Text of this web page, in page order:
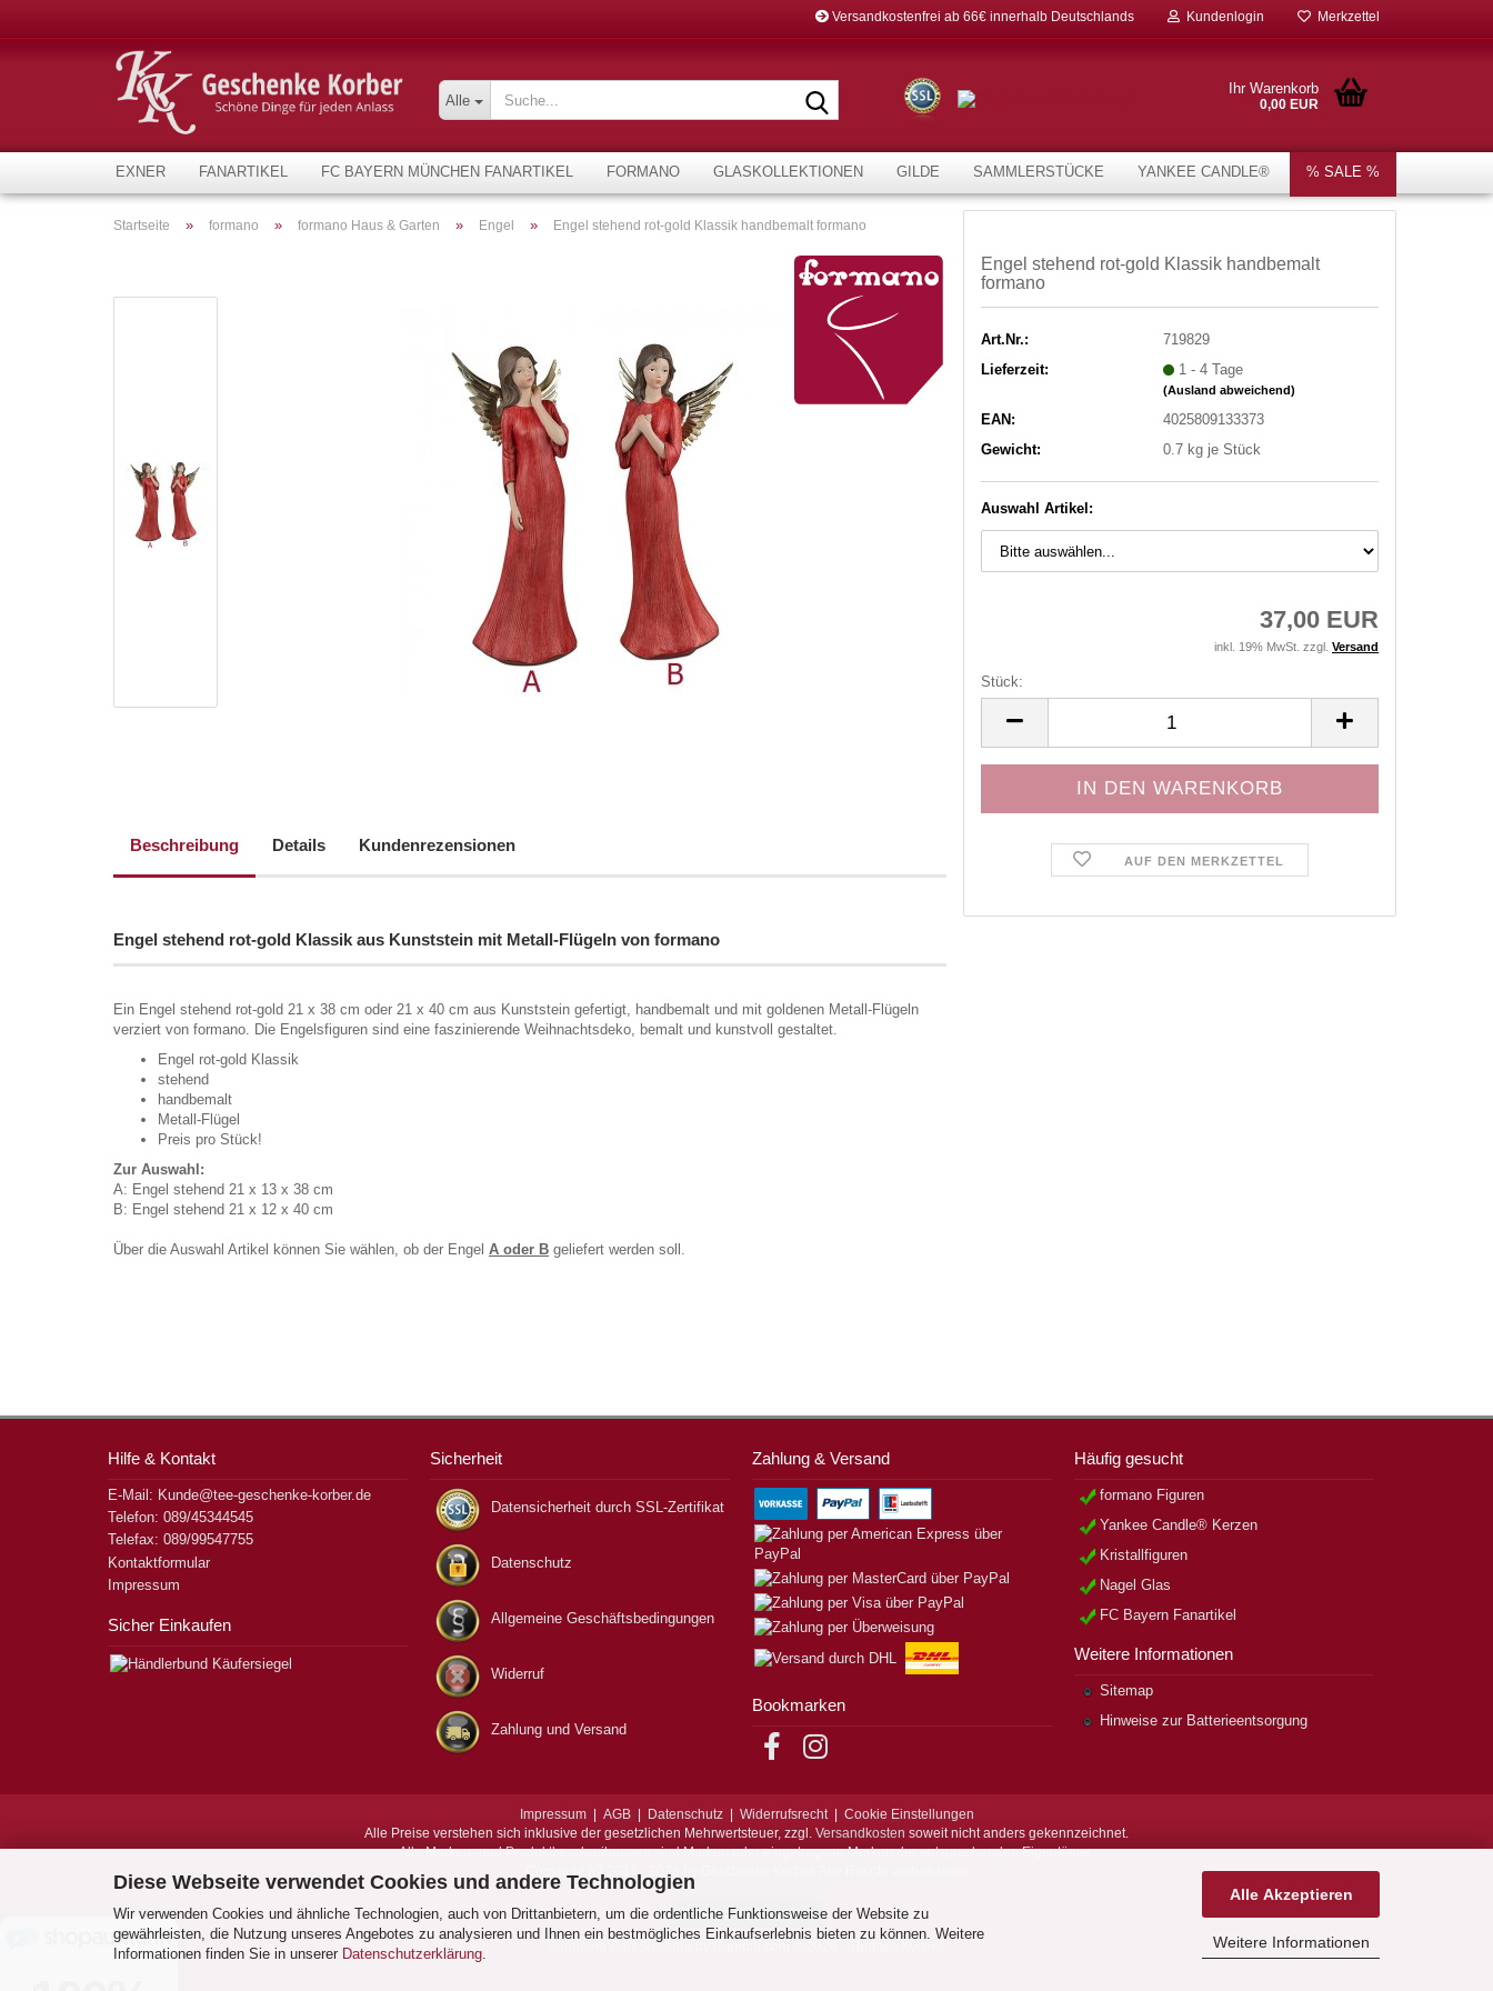
Diese Webseite verwendet Cookies und andere Technologien
Wir verwenden Cookies und ähnliche Technologien, auch von Drittanbietern, um die ordentliche Funktionsweise der Website zu
gewährleisten, die Nutzung unseres Angebotes zu analysieren und Ihnen ein bestmögliches Einkaufserlebnis bieten zu können. Weitere
Informationen finden Sie in unserer Datenschutzerklärung.
Alle Akzeptieren
Weitere Informationen
Versandkostenfrei ab 66€ innerhalb Deutschlands Kundenlogin Merkzettel
Alle
Ihr Warenkorb
0,00 EUR
EXNER FANARTIKEL FC BAYERN MÜNCHEN FANARTIKEL FORMANO GLASKOLLEKTIONEN GILDE SAMMLERSTÜCKE YANKEE CANDLE® % SALE %
Startseite » formano » formano Haus & Garten » Engel » Engel stehend rot-gold Klassik handbemalt formano
Engel stehend rot-gold Klassik handbemalt
formano
Art.Nr.:
719829
Lieferzeit:
1 - 4 Tage
(Ausland abweichend)
EAN:
4025809133373
Gewicht:
0.7 kg je Stück
Auswahl Artikel:
37,00 EUR
inkl. 19% MwSt. zzgl. Versand
Stück:
Stück
AUF DEN MERKZETTEL
Beschreibung Details Kundenrezensionen
Engel stehend rot-gold Klassik aus Kunststein mit Metall-Flügeln von formano
Ein Engel stehend rot-gold 21 x 38 cm oder 21 x 40 cm aus Kunststein gefertigt, handbemalt und mit goldenen Metall-Flügeln
verziert von formano. Die Engelsfiguren sind eine faszinierende Weihnachtsdeko, bemalt und kunstvoll gestaltet.
Engel rot-gold Klassik
stehend
handbemalt
Metall-Flügel
Preis pro Stück!
Zur Auswahl:
A: Engel stehend 21 x 13 x 38 cm
B: Engel stehend 21 x 12 x 40 cm
Über die Auswahl Artikel können Sie wählen, ob der Engel A oder B geliefert werden soll.
Hilfe & Kontakt
E-Mail: Kunde@tee-geschenke-korber.de
Telefon: 089/45344545
Telefax: 089/99547755
Kontaktformular
Impressum
Sicher Einkaufen
Sicherheit
Datensicherheit durch SSL-Zertifikat
Datenschutz
Allgemeine Geschäftsbedingungen
Widerruf
Zahlung und Versand
Zahlung & Versand
Bookmarken
Häufig gesucht
formano Figuren
Yankee Candle® Kerzen
Kristallfiguren
Nagel Glas
FC Bayern Fanartikel
Weitere Informationen
Sitemap
Hinweise zur Batterieentsorgung
Impressum| AGB| Datenschutz| Widerrufsrecht| Cookie Einstellungen
Alle Preise verstehen sich inklusive der gesetzlichen Mehrwertsteuer, zzgl. Versandkosten soweit nicht anders gekennzeichnet.
Alle Marken- und Produktbeschreibungen sind Marken oder eingetragene Marken der entsprechenden Eigentümer.
Copyright (c) 2017 - 2026 by Geschenke Korber. Alle Rechte vorbehalten.
Vertrag widerrufen
Shopping Cart Software